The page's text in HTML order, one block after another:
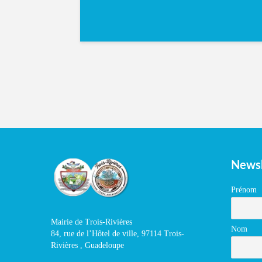
Mairie de Trois-Rivières
84, rue de l’Hôtel de ville, 97114 Trois-
Rivières , Guadeloupe
Prénom
Nom